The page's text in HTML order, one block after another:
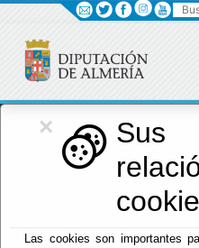
×
Sus
Las cookies son importantes
Diputación
Menú